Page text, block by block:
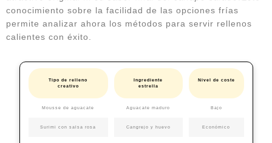
conocimiento sobre la facilidad de las opciones frías
permite analizar ahora los métodos para servir rellenos
calientes con éxito.
Tipo de relleno
creativo
Ingrediente
estrella
Nivel de coste
Mousse de aguacate Aguacate maduro Bajo
Surimi con salsa rosa Cangrejo y huevo Económico